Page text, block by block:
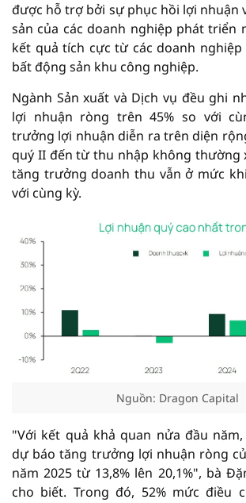
được hỗ trợ bởi sự phục hồi lợi nhuận
sản của các doanh nghiệp phát triển
kết quả tích cực từ các doanh
bất động sản khu công nghiệp.
Ngành Sản xuất và Dịch vụ đều ghi
lợi nhuận ròng trên 45% so với
trưởng lợi nhuận diễn ra trên diện
quý II đến từ thu nhập không thường
tăng trưởng doanh thu vẫn ở mức
với cùng kỳ.
Nguồn: Dragon Capital
"Với kết quả khả quan nửa đầu
dự báo tăng trưởng lợi nhuận ròng
năm 2025 từ 13,8% lên 20,1%", bà
cho biết. Trong đó, 52% mức điều